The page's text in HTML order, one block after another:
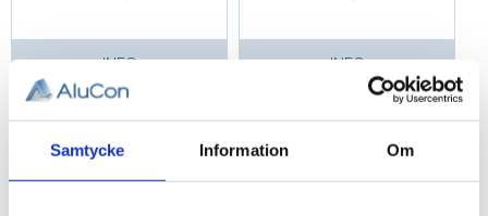
Samtycke Information Om
INFO INFO